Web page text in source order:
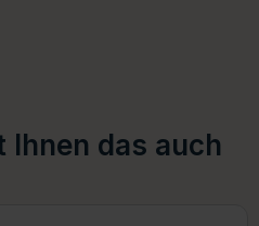
das auch